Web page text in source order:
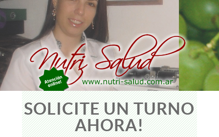
SOLICITE UN TURNO
AHORA!